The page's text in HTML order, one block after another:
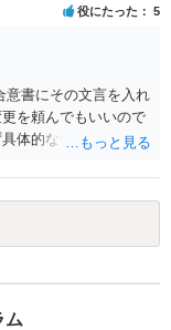
役にたった 5
意書にその文言を入れ
を頼んでもいいので
体的な合意書案をも
、 「甲及び乙は，本
らの債権債務が存し
入れることが一般的
協議の結果，上記示
う条項を入れること
ム